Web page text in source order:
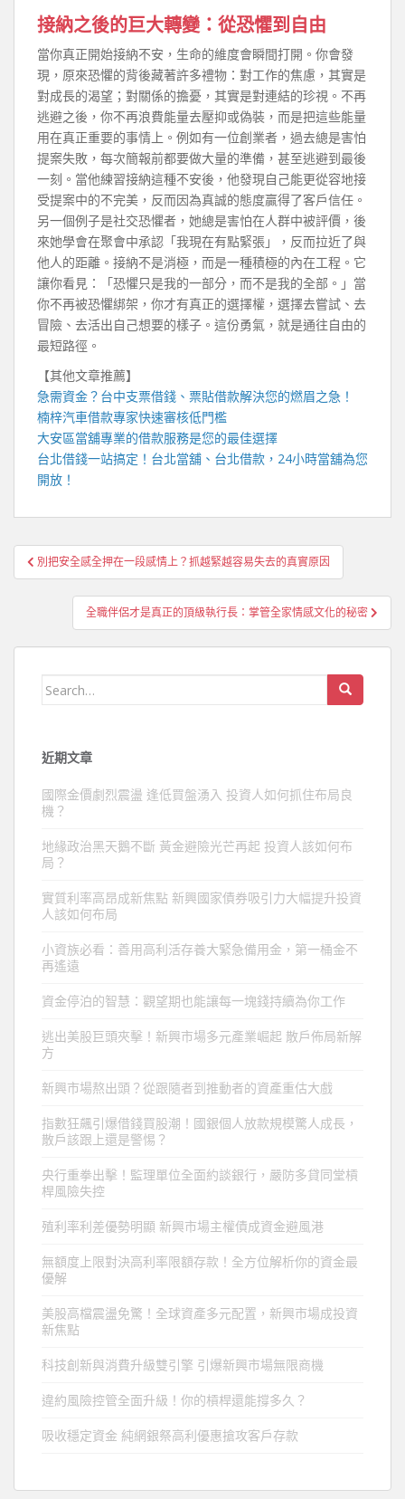
接納之後的巨大轉變：從恐懼到自由
當你真正開始接納不安，生命的維度會瞬間打開。你會發
現，原來恐懼的背後藏著許多禮物：對工作的焦慮，其實是
對成長的渴望；對關係的擔憂，其實是對連結的珍視。不再
逃避之後，你不再浪費能量去壓抑或偽裝，而是把這些能量
用在真正重要的事情上。例如有一位創業者，過去總是害怕
提案失敗，每次簡報前都要做大量的準備，甚至逃避到最後
一刻。當他練習接納這種不安後，他發現自己能更從容地接
受提案中的不完美，反而因為真誠的態度贏得了客戶信任。
另一個例子是社交恐懼者，她總是害怕在人群中被評價，後
來她學會在聚會中承認「我現在有點緊張」，反而拉近了與
他人的距離。接納不是消極，而是一種積極的內在工程。它
讓你看見：「恐懼只是我的一部分，而不是我的全部。」當
你不再被恐懼綁架，你才有真正的選擇權，選擇去嘗試、去
冒險、去活出自己想要的樣子。這份勇氣，就是通往自由的
最短路徑。
【其他文章推薦】
急需資金？ 台中支票借錢 、票貼借款解決您的燃眉之急！
楠梓汽車借款專家快速審核低門檻
大安區當舖專業的借款服務是您的最佳選擇
台北借錢一站搞定！ 台北當舖 、 台北借款 ， 24小時當舖為您
開放！
文
章
別把安全感全押在一段感情上？抓越緊越容易失去的真實原因
全職伴侶才是真正的頂級執行長：掌管全家情感文化的秘密
Search
近期文章
國際金價劇烈震盪 逢低買盤湧入 投資人如何抓住布局良
機？
地緣政治黑天鵝不斷 黃金避險光芒再起 投資人該如何布
局？
實質利率高昂成新焦點 新興國家債券吸引力大幅提升投資
人該如何布局
小資族必看：善用高利活存養大緊急備用金，第一桶金不
再遙遠
資金停泊的智慧：觀望期也能讓每一塊錢持續為你工作
逃出美股巨頭夾擊！新興市場多元產業崛起 散戶佈局新解
方
新興市場熬出頭？從跟隨者到推動者的資產重估大戲
指數狂飆引爆借錢買股潮！國銀個人放款規模驚人成長，
散戶該跟上還是警惕？
央行重拳出擊！監理單位全面約談銀行，嚴防多貸同堂槓
桿風險失控
殖利率利差優勢明顯 新興市場主權債成資金避風港
無額度上限對決高利率限額存款！全方位解析你的資金最
優解
美股高檔震盪免驚！全球資產多元配置，新興市場成投資
新焦點
科技創新與消費升級雙引擎 引爆新興市場無限商機
違約風險控管全面升級！你的槓桿還能撐多久？
吸收穩定資金 純網銀祭高利優惠搶攻客戶存款